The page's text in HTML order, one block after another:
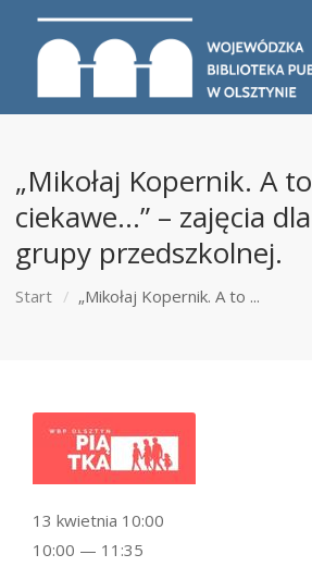
„Mikołaj Kopernik. A to
ciekawe…” – zajęcia dla
grupy przedszkolnej.
Start „Mikołaj Kopernik. A to ...
13 kwietnia 10:00
10:00 — 11:35